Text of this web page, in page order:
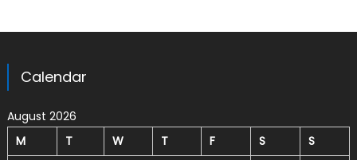
Calendar
August 2026
M
T W T F S
S